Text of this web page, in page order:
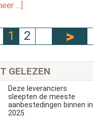
…]
1 2
GELEZEN
Deze leveranciers
sleepten de meeste
aanbestedingen binnen in
2025